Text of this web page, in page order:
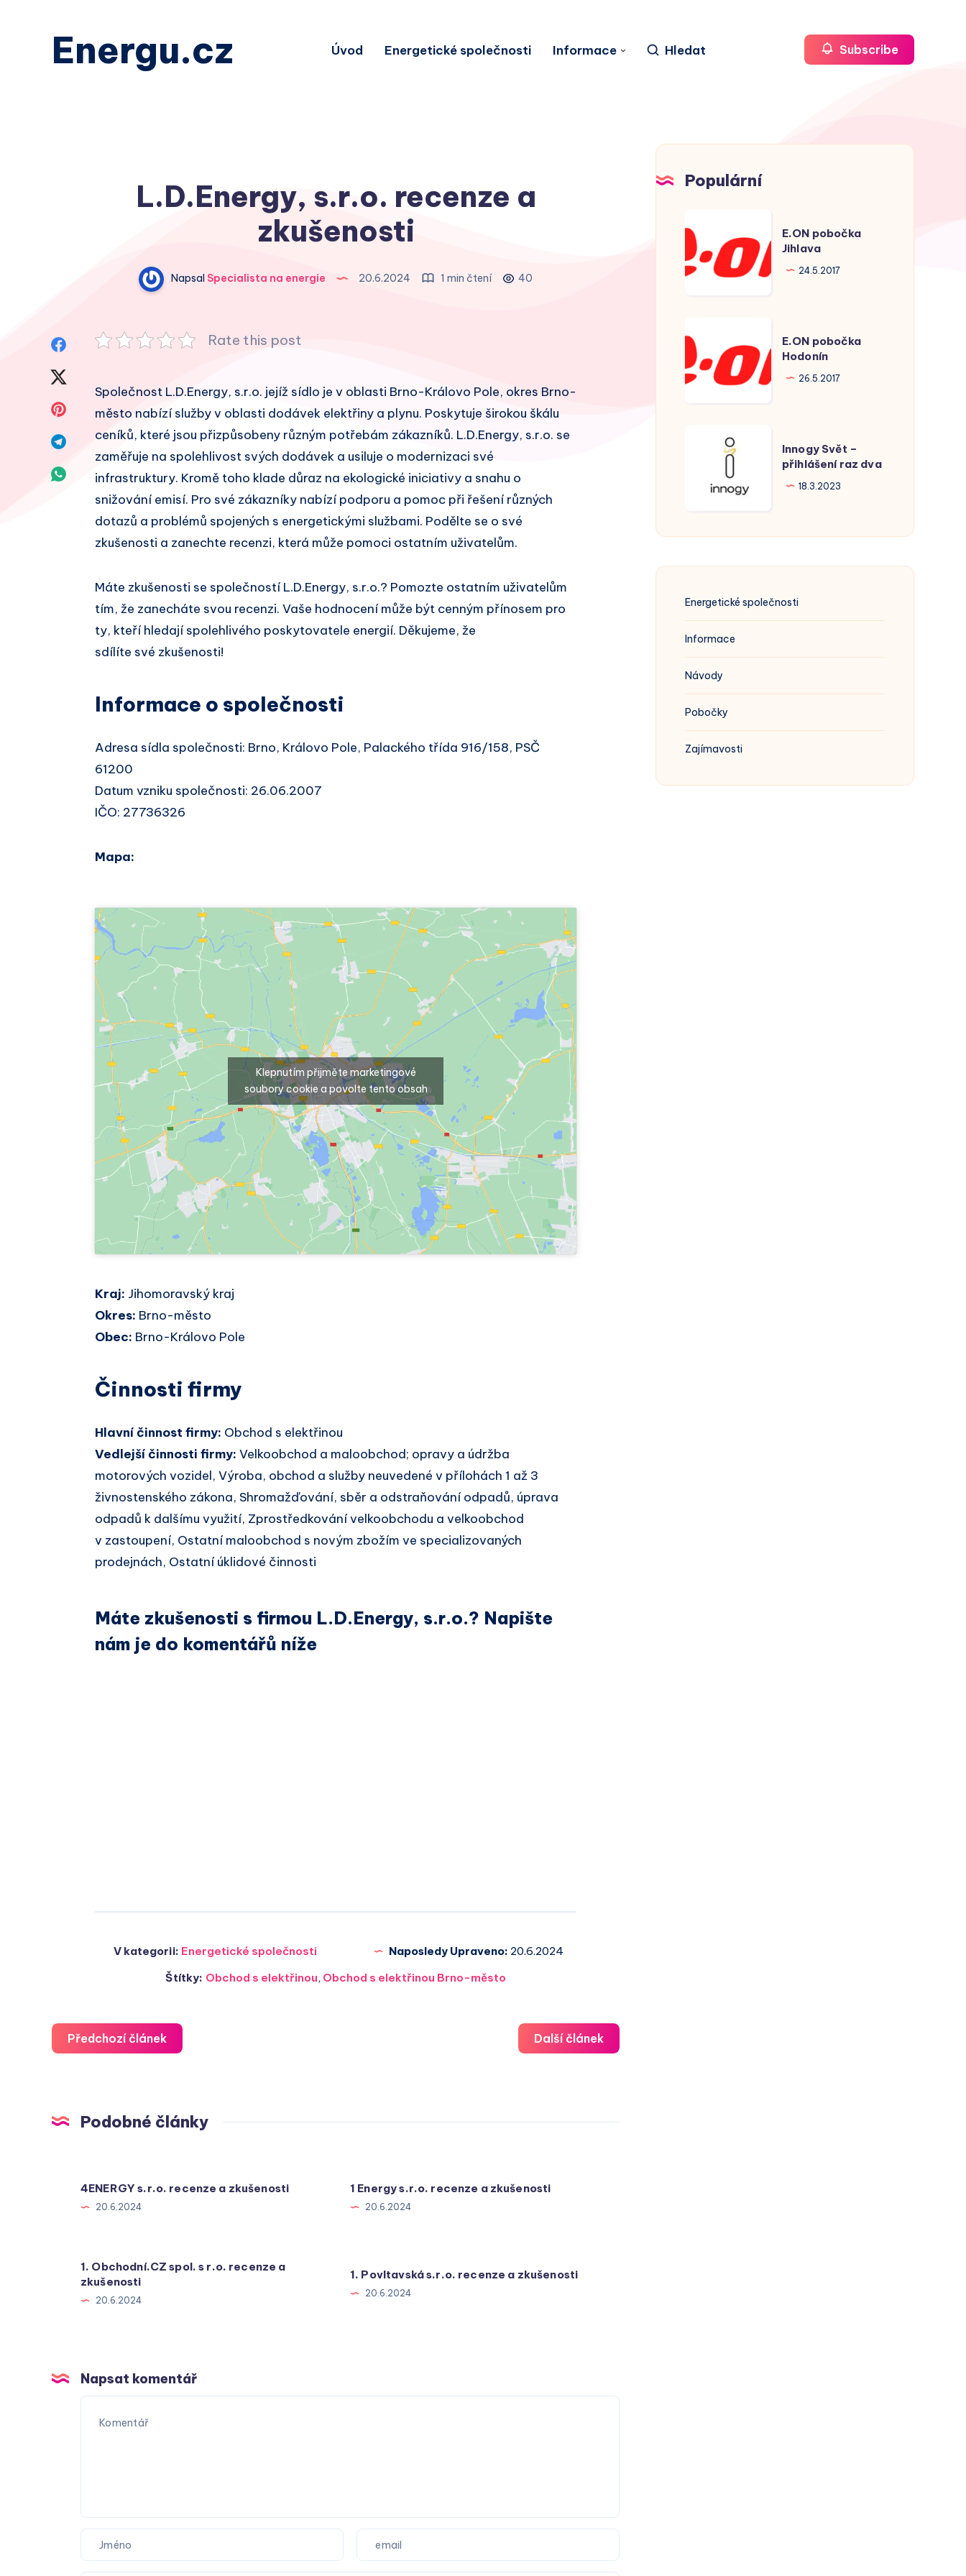
Energu.cz Úvod Energetické společnosti Informace Hledat Subscribe
L.D.Energy, s.r.o. recenze a
zkušenosti
Napsal Specialista na energie 20.6.2024 1 min čtení 40
Sdílet
Facebook
Twitter
Sdílet
Pinterest
Sdílet
Telegram
Sdílet
Whatsapp
Rate this post
Společnost L.D.Energy, s.r.o. jejíž sídlo je v oblasti Brno-Královo Pole, okres Brno-
město nabízí služby v oblasti dodávek elektřiny a plynu. Poskytuje širokou škálu
ceníků, které jsou přizpůsobeny různým potřebám zákazníků. L.D.Energy, s.r.o. se
zaměřuje na spolehlivost svých dodávek a usiluje o modernizaci své
infrastruktury. Kromě toho klade důraz na ekologické iniciativy a snahu o
snižování emisí. Pro své zákazníky nabízí podporu a pomoc při řešení různých
dotazů a problémů spojených s energetickými službami. Podělte se o své
zkušenosti a zanechte recenzi, která může pomoci ostatním uživatelům.
Máte zkušenosti se společností L.D.Energy, s.r.o.? Pomozte ostatním uživatelům
tím, že zanecháte svou recenzi. Vaše hodnocení může být cenným přínosem pro
ty, kteří hledají spolehlivého poskytovatele energií. Děkujeme, že
sdílíte své zkušenosti!
Informace o společnosti
Adresa sídla společnosti: Brno, Královo Pole, Palackého třída 916/158, PSČ
61200
Datum vzniku společnosti: 26.06.2007
IČO: 27736326
Mapa:
Klepnutím přijměte marketingové
soubory cookie a povolte tento obsah
Kraj: Jihomoravský kraj
Okres: Brno-město
Obec: Brno-Královo Pole
Činnosti firmy
Hlavní činnost firmy: Obchod s elektřinou
Vedlejší činnosti firmy: Velkoobchod a maloobchod; opravy a údržba
motorových vozidel, Výroba, obchod a služby neuvedené v přílohách 1 až 3
živnostenského zákona, Shromažďování, sběr a odstraňování odpadů, úprava
odpadů k dalšímu využití, Zprostředkování velkoobchodu a velkoobchod
v zastoupení, Ostatní maloobchod s novým zbožím ve specializovaných
prodejnách, Ostatní úklidové činnosti
Máte zkušenosti s firmou L.D.Energy, s.r.o.? Napište
nám je do komentářů níže
V kategorii: Energetické společnosti Naposledy Upraveno: 20.6.2024
Štítky: Obchod s elektřinou, Obchod s elektřinou Brno-město
Předchozí článek Další článek
Podobné články
4ENERGY s.r.o. recenze a zkušenosti
20.6.2024
1 Energy s.r.o. recenze a zkušenosti
20.6.2024
1. Obchodní.CZ spol. s r.o. recenze a
zkušenosti
20.6.2024
1. Povltavská s.r.o. recenze a zkušenosti
20.6.2024
Napsat komentář
Populární
pobočka
Jihlava
E.ON pobočka
Jihlava
24.5.2017
pobočka
Hodonín
E.ON pobočka
Hodonín
26.5.2017
přihlášení
dva
Innogy Svět –
přihlášení raz dva
18.3.2023
Energetické společnosti
Informace
Návody
Pobočky
Zajímavosti